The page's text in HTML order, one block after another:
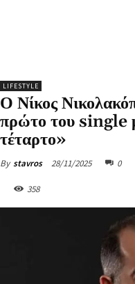
LIFESTYLE
Ο Νίκος
πρώτο του single
τέταρτο»
By stavros 28/11/2025 0
358